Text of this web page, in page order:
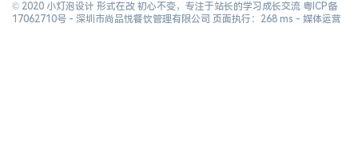
© 2020 小灯泡设计 形式在改 初心不变，专注于站长的学习成长交流 粤ICP备
17062710号 - 深圳市尚品悦餐饮管理有限公司 页面执行：268 ms - 媒体运营